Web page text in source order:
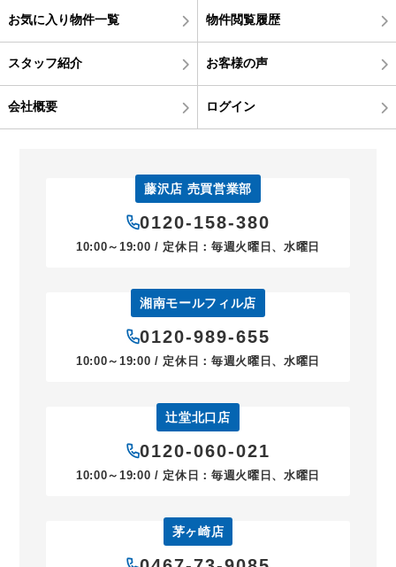
お気に入り物件一覧 物件閲覧履歴
スタッフ紹介 お客様の声
会社概要 ログイン
藤沢店 売買営業部
0120-158-380
10:00～19:00 / 定休日：毎週火曜日、水曜日
湘南モールフィル店
0120-989-655
10:00～19:00 / 定休日：毎週火曜日、水曜日
辻堂北口店
0120-060-021
10:00～19:00 / 定休日：毎週火曜日、水曜日
茅ヶ崎店